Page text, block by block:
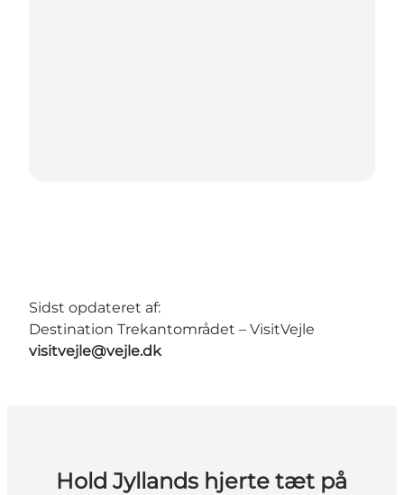
Sidst opdateret af:
Destination Trekantområdet – VisitVejle
visitvejle@vejle.dk
Hold Jyllands hjerte tæt på